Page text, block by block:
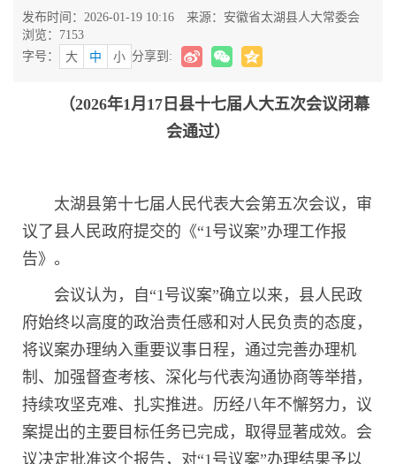
发布时间：2026-01-19 10:16
来源：安徽省太湖县人大常委会
浏览： 7153
字号：
大 中 小 分享到:
（2026年1月17日县十七届人大五次会议闭幕
会通过）
太湖县第十七届人民代表大会第五次会议，审
议了县人民政府提交的《“1号议案”办理工作报
告》。
会议认为，自“1号议案”确立以来，县人民政
府始终以高度的政治责任感和对人民负责的态度，
将议案办理纳入重要议事日程，通过完善办理机
制、加强督查考核、深化与代表沟通协商等举措，
持续攻坚克难、扎实推进。历经八年不懈努力，议
案提出的主要目标任务已完成，取得显著成效。会
议决定批准这个报告，对“1号议案”办理结果予以